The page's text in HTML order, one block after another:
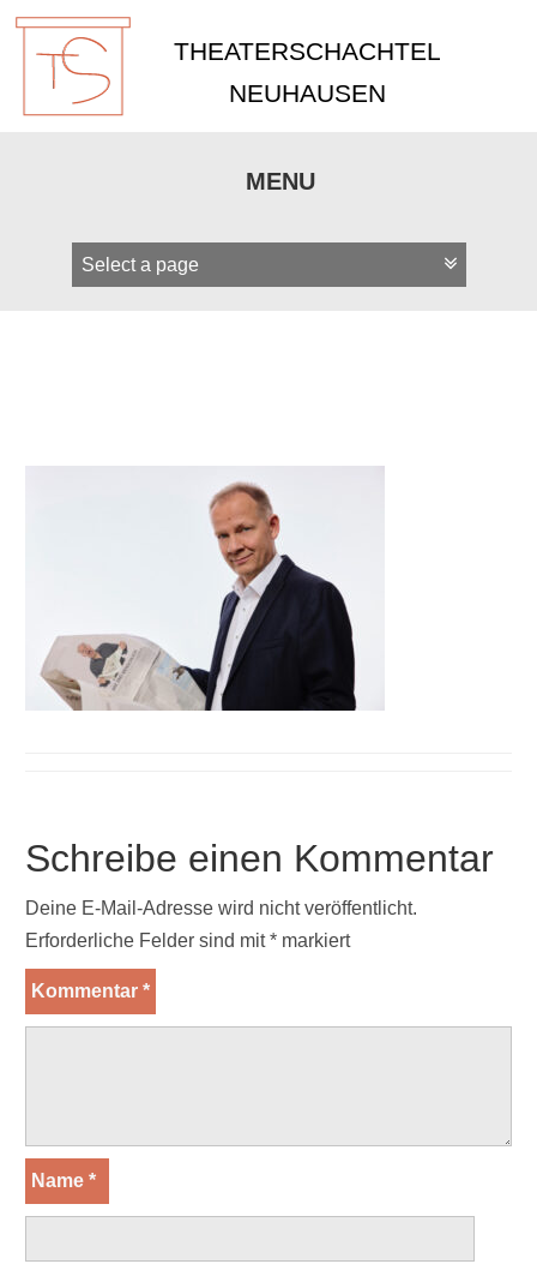
THEATERSCHACHTEL
NEUHAUSEN
MENU
Inhalt
Schreibe einen Kommentar
Deine E-Mail-Adresse wird nicht veröffentlicht.
Erforderliche Felder sind mit* markiert
Kommentar*
Name*